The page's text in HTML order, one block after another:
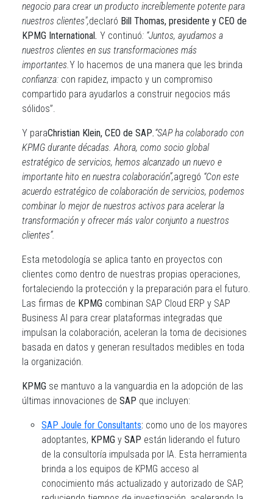
negocio para crear un producto increíblemente potente para
nuestros clientes",declaró Bill Thomas, presidente y CEO de
KPMG International. Y continuó: “Juntos, ayudamos a
nuestros clientes en sus transformaciones más
importantes.Y lo hacemos de una manera que les brinda
confianza: con rapidez, impacto y un compromiso
compartido para ayudarlos a construir negocios más
sólidos”.
Y paraChristian Klein, CEO de SAP.“SAP ha colaborado con
KPMG durante décadas. Ahora, como socio global
estratégico de servicios, hemos alcanzado un nuevo e
importante hito en nuestra colaboración”,agregó “Con este
acuerdo estratégico de colaboración de servicios, podemos
combinar lo mejor de nuestros activos para acelerar la
transformación y ofrecer más valor conjunto a nuestros
clientes”.
Esta metodología se aplica tanto en proyectos con
clientes como dentro de nuestras propias operaciones,
fortaleciendo la protección y la preparación para el futuro.
Las firmas de KPMG combinan SAP Cloud ERP y SAP
Business AI para crear plataformas integradas que
impulsan la colaboración, aceleran la toma de decisiones
basada en datos y generan resultados medibles en toda
la organización.
KPMG se mantuvo a la vanguardia en la adopción de las
últimas innovaciones de SAP que incluyen:
SAP Joule for Consultants: como uno de los mayores
adoptantes, KPMG y SAP están liderando el futuro
de la consultoría impulsada por IA. Esta herramienta
brinda a los equipos de KPMG acceso al
conocimiento más actualizado y autorizado de SAP,